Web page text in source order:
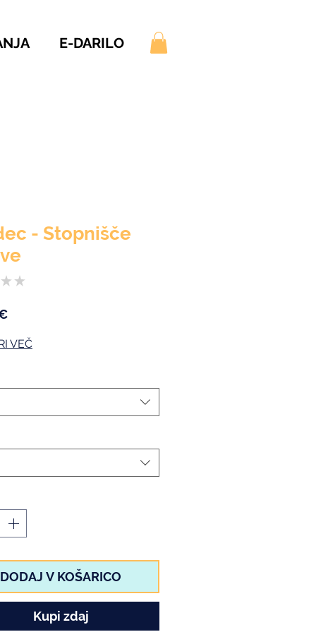
E-DARILO
- Stopnišče
★ ★
Price
VEČ
DODAJ V KOŠARICO
Kupi zdaj